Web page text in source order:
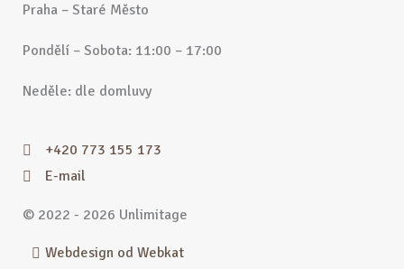
Praha – Staré Město
Pondělí – Sobota: 11:00 – 17:00
Neděle: dle domluvy
+420 773 155 173
E-mail
© 2022 - 2026 Unlimitage
Webdesign od Webkat